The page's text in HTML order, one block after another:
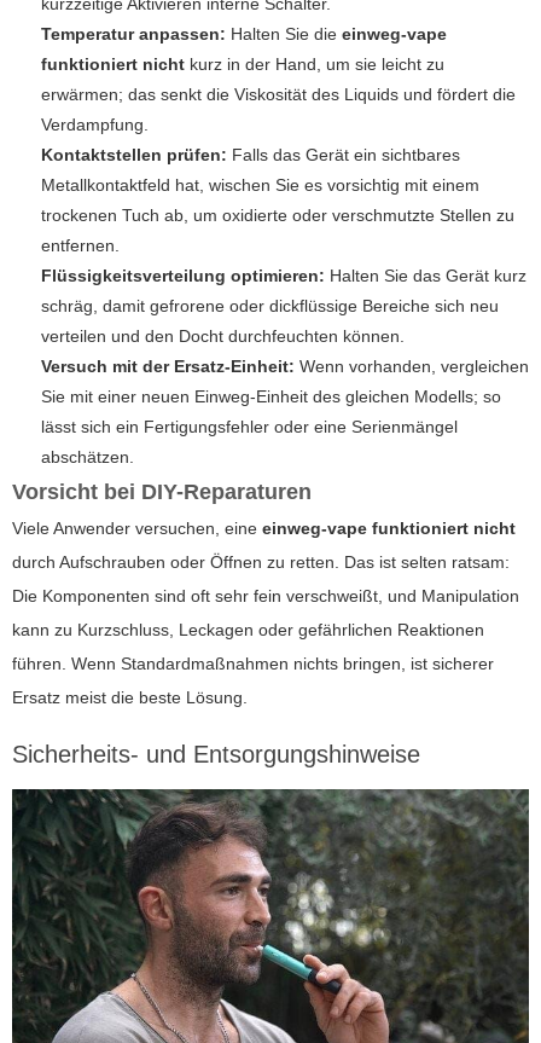
Temperatur anpassen: Halten Sie die einweg-vape
funktioniert nicht kurz in der Hand, um sie leicht zu
erwärmen; das senkt die Viskosität des Liquids und fördert die
Verdampfung.
Kontaktstellen prüfen: Falls das Gerät ein sichtbares
Metallkontaktfeld hat, wischen Sie es vorsichtig mit einem
trockenen Tuch ab, um oxidierte oder verschmutzte Stellen zu
entfernen.
Flüssigkeitsverteilung optimieren: Halten Sie das Gerät kurz
schräg, damit gefrorene oder dickflüssige Bereiche sich neu
verteilen und den Docht durchfeuchten können.
Versuch mit der Ersatz-Einheit: Wenn vorhanden, vergleichen
Sie mit einer neuen Einweg-Einheit des gleichen Modells; so
lässt sich ein Fertigungsfehler oder eine Serienmängel
abschätzen.
Vorsicht bei DIY-Reparaturen
Viele Anwender versuchen, eine einweg-vape funktioniert nicht
durch Aufschrauben oder Öffnen zu retten. Das ist selten ratsam:
Die Komponenten sind oft sehr fein verschweißt, und Manipulation
kann zu Kurzschluss, Leckagen oder gefährlichen Reaktionen
führen. Wenn Standardmaßnahmen nichts bringen, ist sicherer
Ersatz meist die beste Lösung.
Sicherheits- und Entsorgungshinweise